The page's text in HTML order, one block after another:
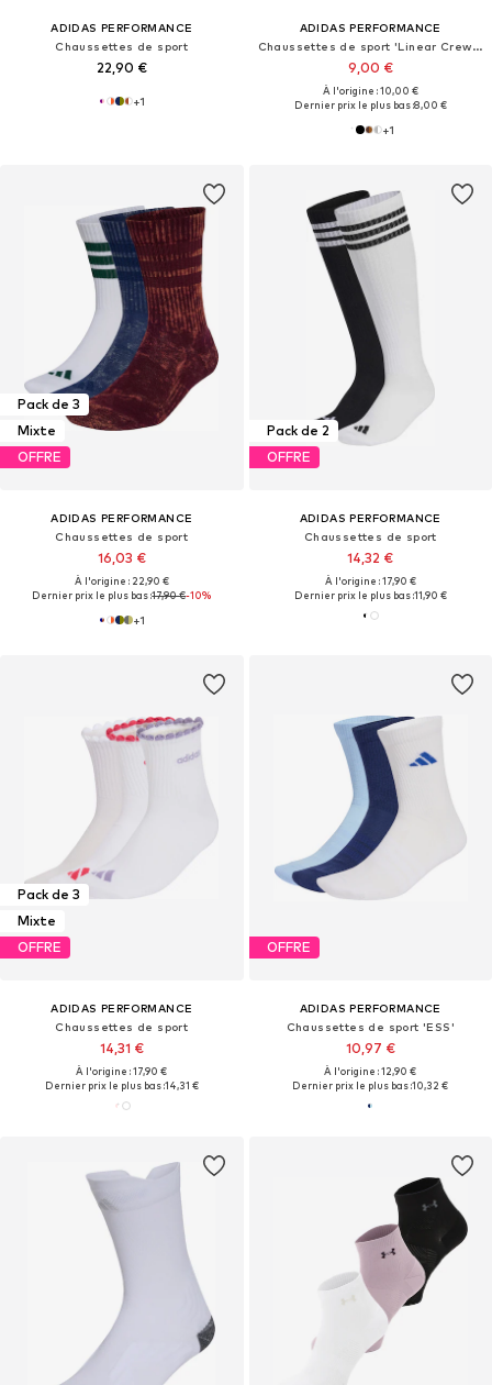
ADIDAS PERFORMANCE
Chaussettes de sport
22,90 €
+1
ADIDAS PERFORMANCE
Chaussettes de sport 'Linear Crew Cushioned 3 Pairs'
9,00 €
À l'origine : 10,00 €
Dernier prix le plus bas :8,00 €
+1
Pack de 3
Mixte
OFFRE
ADIDAS PERFORMANCE
Chaussettes de sport
16,03 €
À l'origine : 22,90 €
Dernier prix le plus bas :17,90 €-10%
+1
Pack de 2
OFFRE
ADIDAS PERFORMANCE
Chaussettes de sport
14,32 €
À l'origine : 17,90 €
Dernier prix le plus bas :11,90 €
Pack de 3
Mixte
OFFRE
ADIDAS PERFORMANCE
Chaussettes de sport
14,31 €
À l'origine : 17,90 €
Dernier prix le plus bas :14,31 €
OFFRE
ADIDAS PERFORMANCE
Chaussettes de sport 'ESS'
10,97 €
À l'origine : 12,90 €
Dernier prix le plus bas :10,32 €